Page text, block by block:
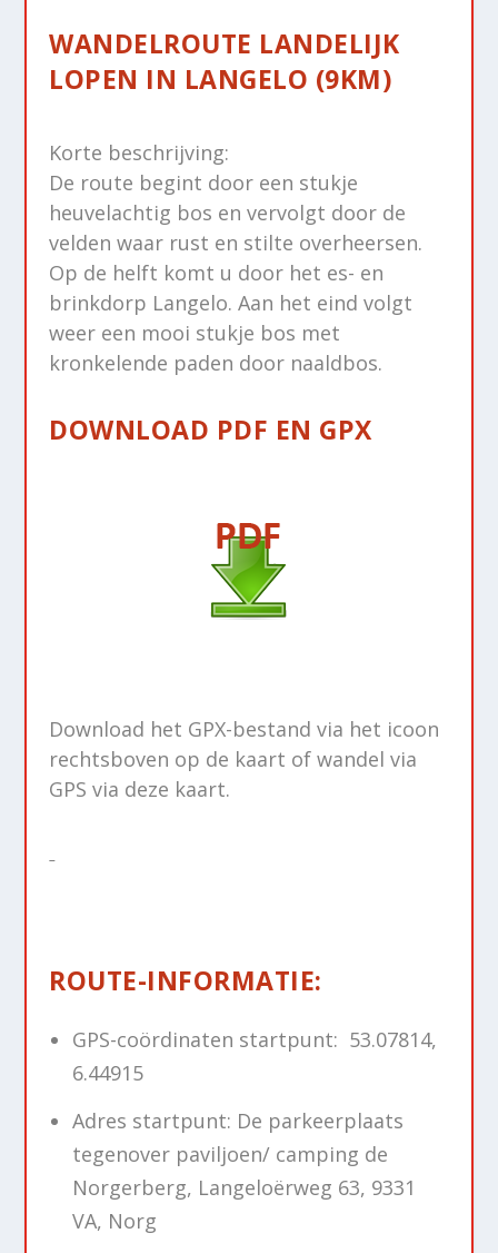
WANDELROUTE LANDELIJK
LOPEN IN LANGELO (9KM)
Korte beschrijving:
De route begint door een stukje
heuvelachtig bos en vervolgt door de
velden waar rust en stilte overheersen.
Op de helft komt u door het es- en
brinkdorp Langelo. Aan het eind volgt
weer een mooi stukje bos met
kronkelende paden door naaldbos.
DOWNLOAD PDF EN GPX
Download het GPX-bestand via het icoon
rechtsboven op de kaart of wandel via
GPS via deze kaart.
ROUTE-INFORMATIE:
GPS-coördinaten startpunt: 53.07814,
6.44915
Adres startpunt: De parkeerplaats
tegenover paviljoen/ camping de
Norgerberg, Langeloërweg 63, 9331
VA, Norg